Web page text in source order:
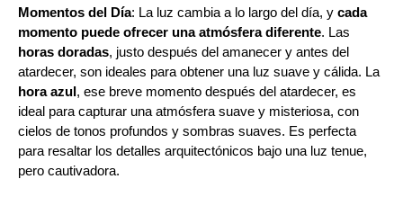
Momentos del Día: La luz cambia a lo largo del día, y cada
momento puede ofrecer una atmósfera diferente. Las
horas doradas, justo después del amanecer y antes del
atardecer, son ideales para obtener una luz suave y cálida. La
hora azul , ese breve momento después del atardecer, es
ideal para capturar una atmósfera suave y misteriosa, con
cielos de tonos profundos y sombras suaves. Es perfecta
para resaltar los detalles arquitectónicos bajo una luz tenue,
pero cautivadora.